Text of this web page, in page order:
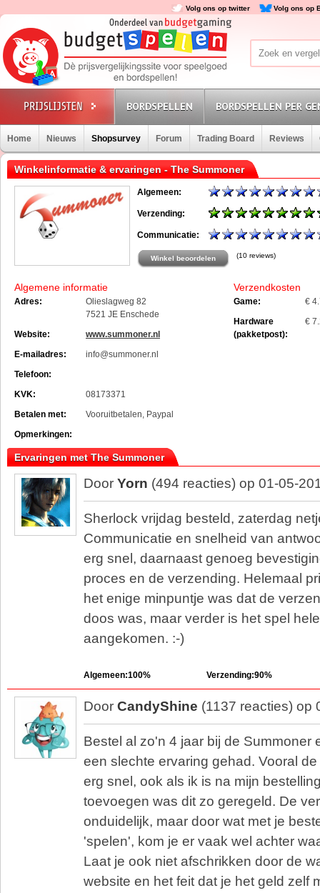
Volg ons op twitter Volg ons op
BORDSPELLEN BORDSPELLEN PER
Home Nieuws Shopsurvey Forum Trading Board Reviews
Winkelinformatie & ervaringen - The Summoner
Algemeen:
Verzending:
Communicatie:
Winkel beoordelen (10 reviews)
Algemene informatie
Adres:
Olieslagweg 82
7521 JE Enschede
Website:
www.summoner.nl
E-mailadres:
info@summoner.nl
Telefoon:
KVK:
08173371
Betalen met:
Vooruitbetalen, Paypal
Opmerkingen:
Verzendkosten
Game:
€
Hardware
(pakketpost):
€
Ervaringen met The Summoner
Door Yorn (494 reacties) op 01-05-
Sherlock vrijdag besteld, zaterdag
Communicatie en snelheid van
erg snel, daarnaast genoeg
proces en de verzending. Helemaal
het enige minpuntje was dat de
doos was, maar verder is het spel
aangekomen. :-)
Algemeen:100% Verzending:90%
Door CandyShine (1137 reacties) op
Bestel al zo'n 4 jaar bij de Summoner
een slechte ervaring gehad. Vooral
erg snel, ook als ik is na mijn
toevoegen was dit zo geregeld. De
onduidelijk, maar door wat met je
'spelen', kom je er vaak wel achter
Laat je ook niet afschrikken door de
website en het feit dat je het geld zelf